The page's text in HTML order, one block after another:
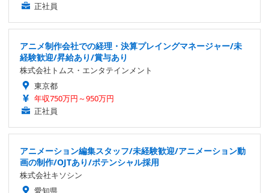
正社員
アニメ制作会社での経理・決算プレイングマネージャー/未
経験歓迎/昇給あり/賞与あり
株式会社トムス・エンタテインメント
東京都
年収750万円～950万円
正社員
アニメーション編集スタッフ/未経験歓迎/アニメーション動
画の制作/OJTあり/ポテンシャル採用
株式会社キソシン
愛知県